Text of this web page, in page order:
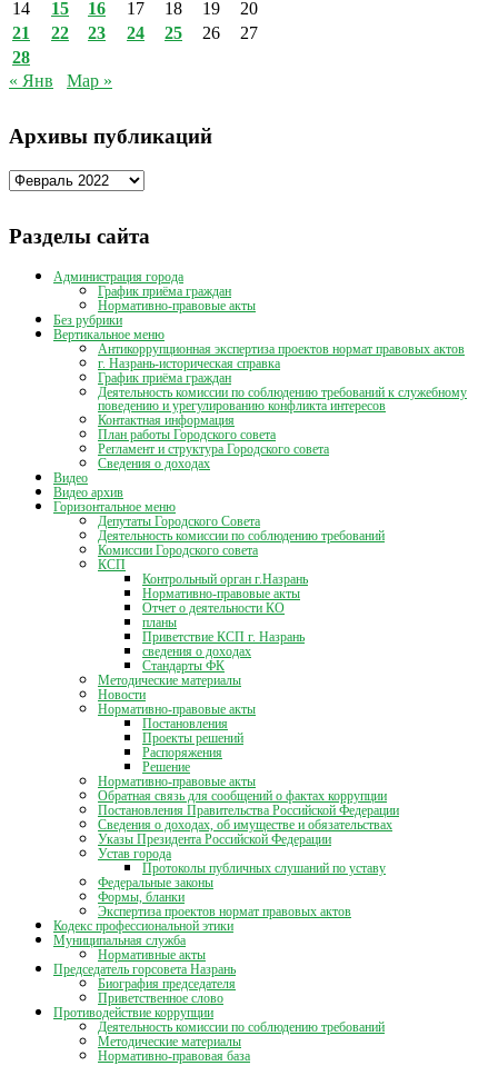
14 15 16 17 18 19
20
21
22 23 24 25 26
27
28
« Янв
Мар »
Архивы публикаций
Архивы
Разделы сайта
Администрация города
График приёма граждан
Нормативно-правовые акты
Без рубрики
Вертикальное меню
Антикоррупционная экспертиза проектов нормат правовых актов
г. Назрань-историческая справка
График приёма граждан
Деятельность комиссии по соблюдению требований к служебному
поведению и урегулированию конфликта интересов
Контактная информация
План работы Городского совета
Регламент и структура Городского совета
Сведения о доходах
Видео
Видео архив
Горизонтальное меню
Депутаты Городского Совета
Деятельность комиссии по соблюдению требований
Комиссии Городского совета
КСП
Контрольный орган г.Назрань
Нормативно-правовые акты
Отчет о деятельности КО
планы
Приветствие КСП г. Назрань
сведения о доходах
Стандарты ФК
Методические материалы
Новости
Нормативно-правовые акты
Постановления
Проекты решений
Распоряжения
Решение
Нормативно-правовые акты
Обратная связь для сообщений о фактах коррупции
Постановления Правительства Российской Федерации
Сведения о доходах, об имуществе и обязательствах
Указы Президента Российской Федерации
Устав города
Протоколы публичных слушаний по уставу
Федеральные законы
Формы, бланки
Экспертиза проектов нормат правовых актов
Кодекс профессиональной этики
Муниципальная служба
Нормативные акты
Председатель горсовета Назрань
Биография председателя
Приветственное слово
Противодействие коррупции
Деятельность комиссии по соблюдению требований
Методические материалы
Нормативно-правовая база